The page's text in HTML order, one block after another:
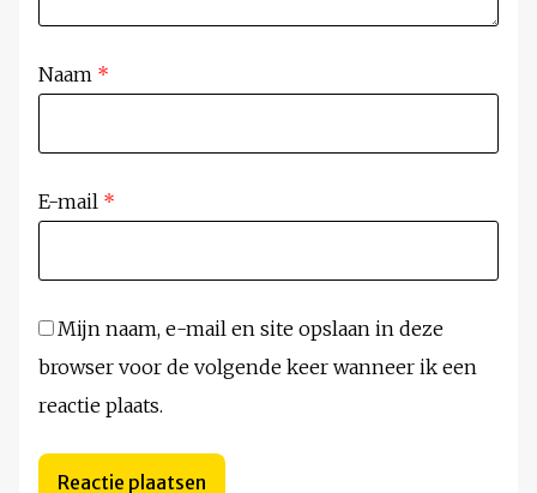
Naam *
E-mail *
Mijn naam, e-mail en site opslaan in deze
browser voor de volgende keer wanneer ik een
reactie plaats.